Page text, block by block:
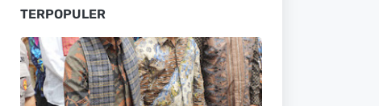
TERPOPULER